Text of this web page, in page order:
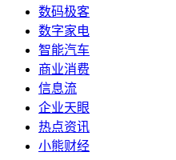
数码极客
数字家电
智能汽车
商业消费
信息流
企业天眼
热点资讯
小熊财经